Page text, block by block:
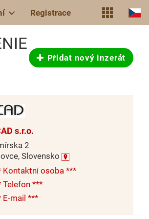
Registrace
Přidat nový inzerát
s.r.o.
2
Slovensko
Kontaktní osoba ***
Telefon ***
E-mail ***